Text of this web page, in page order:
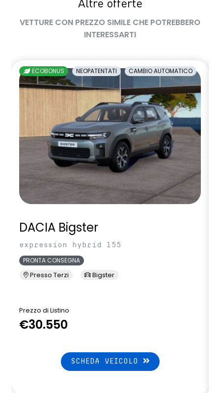
retrovisore interno fotocromatico
sedili posteriori ripiegabili 1/3 - 2/3
sellerie in tessuto nero melange e tessuto nero titanio con
sensori di parcheggio anteriori/posteriori/laterali
shark antenna
sistema di controllo della pressione pneumatici indiretto
sistema di frenata d'emergenza attiva
sistema multimediale openR link 10.4" con Google integrato
volante in pelle
Altre offerte
VETTURE CON PREZZO SIMILE CHE POTREBBERO
INTERESSARTI
ECOBONUS NEOPATENTATI CAMBIO AUTOMATICO
DACIA Bigster
expression hybrid 155
PRONTA CONSEGNA
Presso Terzi Bigster
Prezzo di Listino
€30.550
SCHEDA VEICOLO